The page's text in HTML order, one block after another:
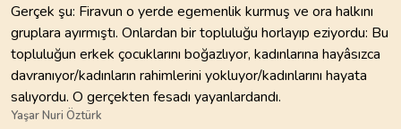
Gerçek şu: Firavun o yerde egemenlik kurmuş ve ora halkını
gruplara ayırmıştı. Onlardan bir topluluğu horlayıp eziyordu: Bu
topluluğun erkek çocuklarını boğazlıyor, kadınlarına hayâsızca
davranıyor/kadınların rahimlerini yokluyor/kadınlarını hayata
salıyordu. O gerçekten fesadı yayanlardandı.
Yaşar Nuri Öztürk